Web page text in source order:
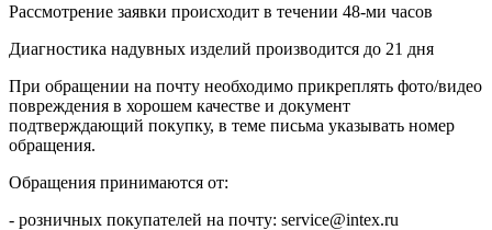
Рассмотрение заявки происходит в течении 48-ми часов
Диагностика надувных изделий производится до 21 дня
При обращении на почту необходимо прикреплять фото/видео
повреждения в хорошем качестве и документ
подтверждающий покупку, в теме письма указывать номер
обращения.
Обращения принимаются от:
- розничных покупателей на почту: service@intex.ru